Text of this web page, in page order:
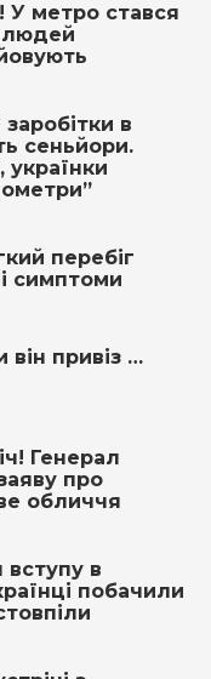
У метро стався
людей
заробітки в
сеньйори.
перебіг
симптоми
він привіз …
Генерал
про
обличчя
в
побачили